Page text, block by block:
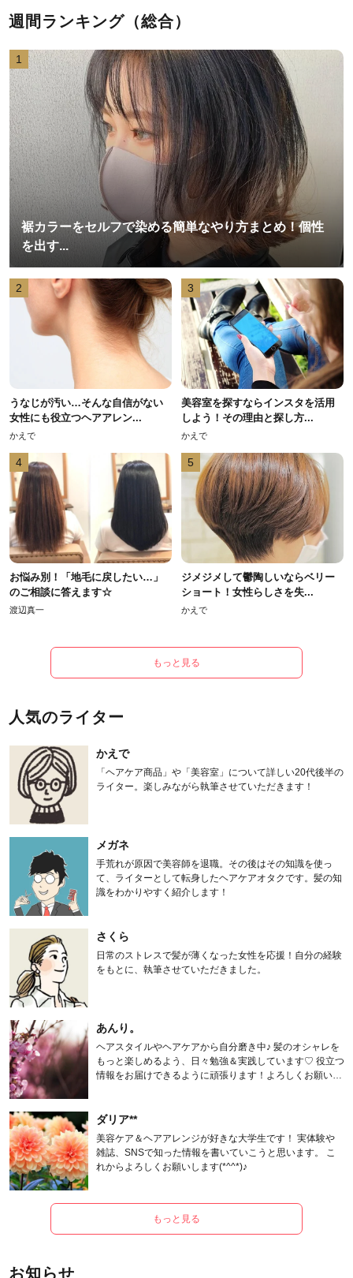
週間ランキング（総合）
1
裾カラーをセルフで染める簡単なやり方まとめ！個性
を出す...
2
うなじが汚い…そんな自信がない
女性にも役立つヘアアレン...
かえで
3
美容室を探すならインスタを活用
しよう！その理由と探し方...
かえで
4
お悩み別！「地毛に戻したい…」
のご相談に答えます☆
渡辺真一
5
ジメジメして鬱陶しいならベリー
ショート！女性らしさを失...
かえで
もっと見る
人気のライター
かえで
「ヘアケア商品」や「美容室」について詳しい20代後半の
ライター。楽しみながら執筆させていただきます！
メガネ
手荒れが原因で美容師を退職。その後はその知識を使っ
て、ライターとして転身したヘアケアオタクです。髪の知
識をわかりやすく紹介します！
さくら
日常のストレスで髪が薄くなった女性を応援！自分の経験
をもとに、執筆させていただきました。
あんり。
ヘアスタイルやヘアケアから自分磨き中♪ 髪のオシャレを
もっと楽しめるよう、日々勉強＆実践しています♡ 役立つ
情報をお届けできるように頑張ります！よろしくお願いし
ダリア**
美容ケア＆ヘアアレンジが好きな大学生です！ 実体験や
雑誌、SNSで知った情報を書いていこうと思います。 こ
れからよろしくお願いします(*^^*)♪
もっと見る
お知らせ